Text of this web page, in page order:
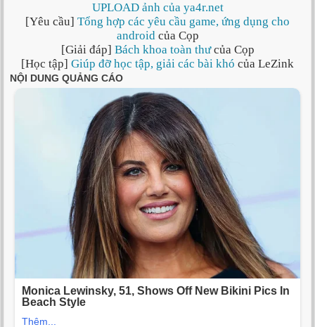
UPLOAD ảnh của ya4r.net
[Yêu cầu] Tổng hợp các yêu cầu game, ứng dụng cho
androidcủa Cọp
[Giải đáp] Bách khoa toàn thưcủa Cọp
[Học tập] Giúp đỡ học tập, giải các bài khó của LeZink